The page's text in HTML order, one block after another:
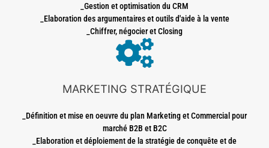
_Gestion et optimisation du CRM
_Elaboration des argumentaires et outils d'aide à la vente
_Chiffrer, négocier et Closing
MARKETING STRATÉGIQUE
_Définition et mise en oeuvre du plan Marketing et Commercial pour
marché B2B et B2C
_Elaboration et déploiement de la stratégie de conquête et de